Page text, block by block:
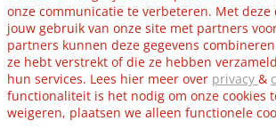
onze communicatie te verbeteren. Met
jouw gebruik van onze site met partners
partners kunnen deze gegevens
ze hebt verstrekt of die ze hebben
hun services. Lees hier meer over privacy &
functionaliteit is het nodig om onze cookies
weigeren, plaatsen we alleen functionele
€